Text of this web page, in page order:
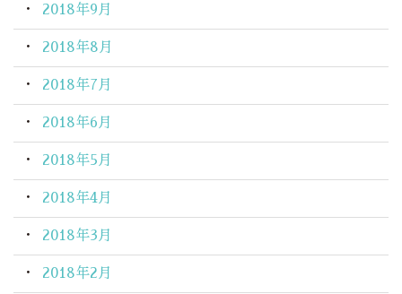
2018年9月
2018年8月
2018年7月
2018年6月
2018年5月
2018年4月
2018年3月
2018年2月